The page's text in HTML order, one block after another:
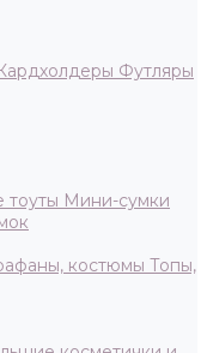
Футляры
тоуты Мини-сумки
костюмы Топы,